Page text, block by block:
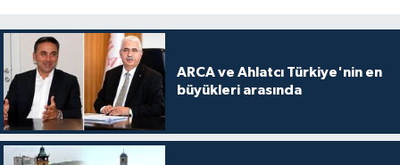
ARCA ve Ahlatcı Türkiye'nin en
büyükleri arasında